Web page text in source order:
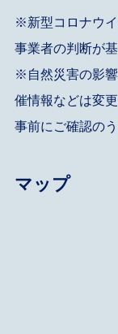
※新型コロナウ
事業者の判断が
※自然災害の影
催情報などは変
事前にご確認の
マップ